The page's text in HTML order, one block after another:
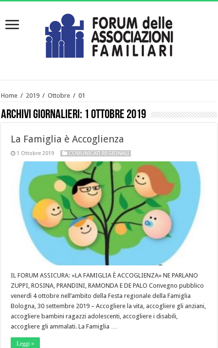
Home / 2019 / Ottobre / 01
Archivi giornalieri: 1 Ottobre 2019
La Famiglia è Accoglienza
1 Ottobre 2019 COMUNICATI REGIONALI
IL FORUM ASSICURA: «LA FAMIGLIA È ACCOGLIENZA» NE PARLANO
ZUPPI, ROSINA, PRANDINI, RAMONDA E DE PALO Convegno pubblico
venerdì 4 ottobre nell’ambito della Festa regionale della Famiglia
Bologna, 30 settembre 2019 – Accogliere la vita, accogliere gli anziani,
accogliere bambini ragazzi adolescenti, accogliere i disabili,
accogliere gli ammalati. La Famiglia …
Leggi »